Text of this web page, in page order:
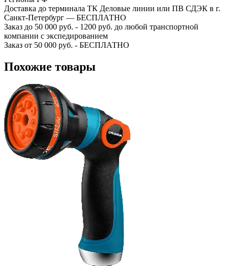
Доставка до терминала ТК Деловые линии или ПВ СДЭК в г.
Санкт-Петербург — БЕСПЛАТНО
Заказ до 50 000 руб. - 1200 руб. до любой транспортной
компании с экспедированием
Заказ от 50 000 руб. - БЕСПЛАТНО
Похожие товары